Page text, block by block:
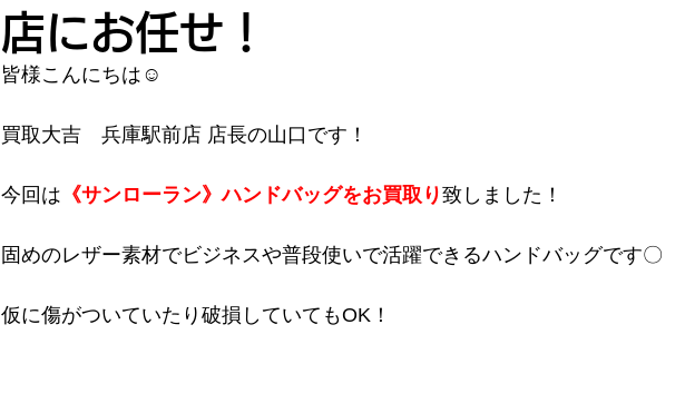
店にお任せ！
皆様こんにちは☺
買取大吉　兵庫駅前店 店長の山口です！
今回は 《サンローラン》ハンドバッグをお買取り致しました！
固めのレザー素材でビジネスや普段使いで活躍できるハンドバッグです〇
仮に傷がついていたり破損していてもOK！